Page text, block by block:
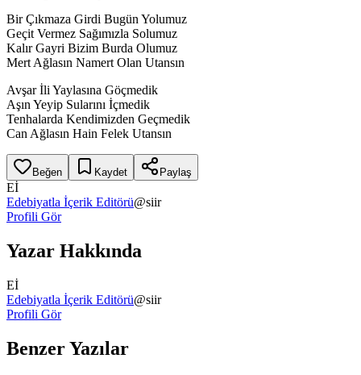
Bir Çıkmaza Girdi Bugün Yolumuz
Geçit Vermez Sağımızla Solumuz
Kalır Gayri Bizim Burda Olumuz
Mert Ağlasın Namert Olan Utansın
Avşar İli Yaylasına Göçmedik
Aşın Yeyip Sularını İçmedik
Tenhalarda Kendimizden Geçmedik
Can Ağlasın Hain Felek Utansın
Beğen Kaydet Paylaş
Eİ
Edebiyatla İçerik Editörü@siir
Profili Gör
Yazar Hakkında
Eİ
Edebiyatla İçerik Editörü@siir
Profili Gör
Benzer Yazılar